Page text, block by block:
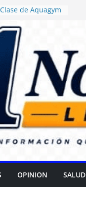
de Aquagym
ordenó
de alimentos con
en escuelas
Daniel Rossi
Centro de Salud
II
campaña para
cataratas
Gran
Día de las
OPINION SALUD